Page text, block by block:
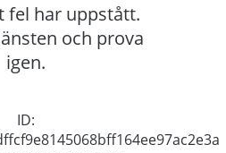
fel har uppstått.
och prova
igen.
ID: